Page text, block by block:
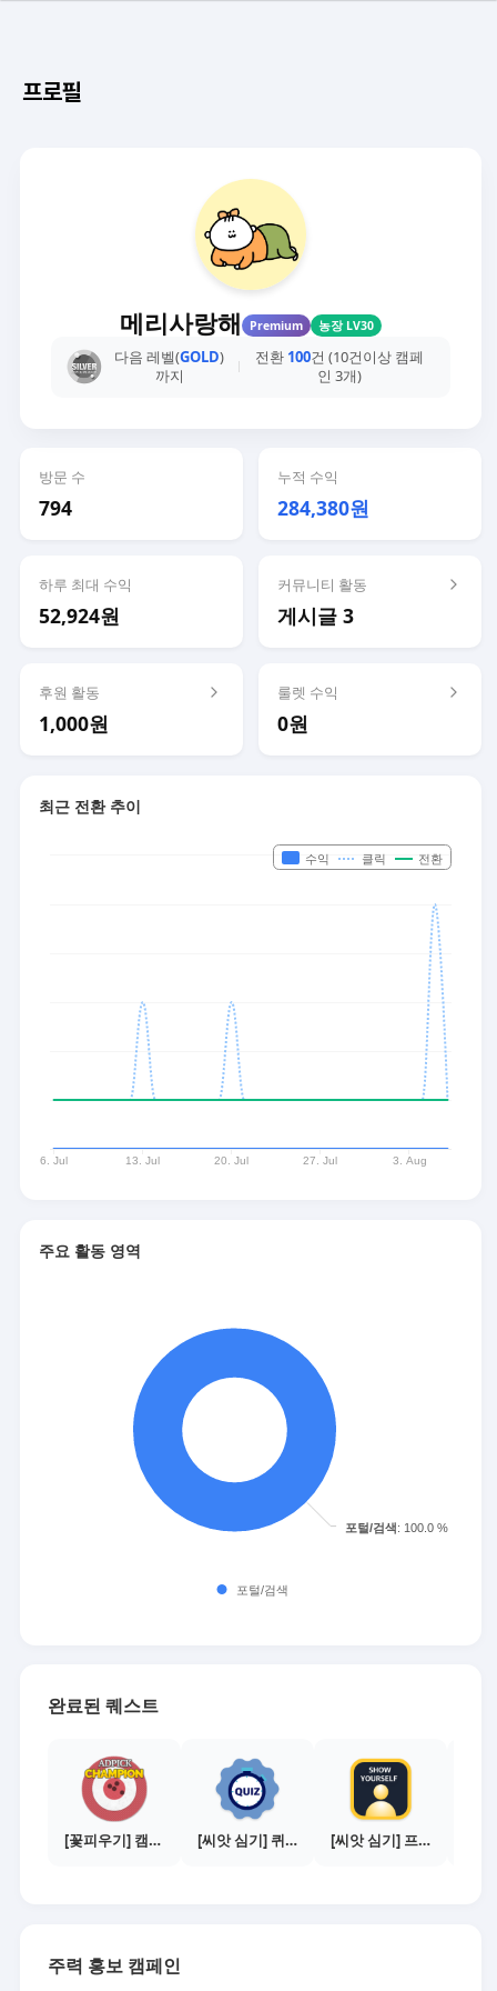
프로필
메리사랑해 Premium 농장 LV30
다음 레벨(GOLD)
까지
전환 100건 (10건이상 캠페
인 3개)
방문 수
794
누적 수익
284,380원
하루 최대 수익
52,924원
커뮤니티 활동
게시글 3
후원 활동
1,000원
룰렛 수익
0원
최근 전환 추이
주요 활동 영역
완료된 퀘스트
[꽃피우기] 캠페인 전환하기 - 100건 [씨앗 심기] 퀴즈 참여하기 [씨앗 심기] 프로필 사진 등록하기
주력 홍보 캠페인